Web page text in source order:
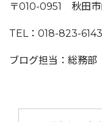
〒010-0951 秋田市
TEL：018-823-
ブログ担当：総務